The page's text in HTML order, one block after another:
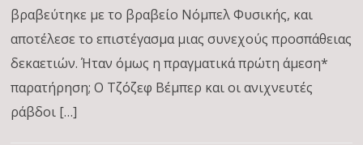
βραβεύτηκε με το βραβείο Νόμπελ Φυσικής, και
αποτέλεσε το επιστέγασμα μιας συνεχούς προσπάθειας
δεκαετιών. Ήταν όμως η πραγματικά πρώτη άμεση*
παρατήρηση; Ο Τζόζεφ Βέμπερ και οι ανιχνευτές
ράβδοι […]